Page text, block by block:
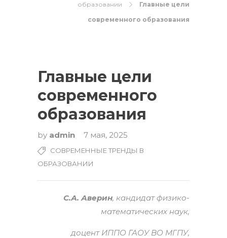
образовании
Главные цели
современного образования
Главные цели
современного
образования
by admin 7 мая, 2025
СОВРЕМЕННЫЕ ТРЕНДЫ В
ОБРАЗОВАНИИ
С.А. Аверин, кандидат физико-
математических наук,
доцент ИППО ГАОУ ВО МГПУ,